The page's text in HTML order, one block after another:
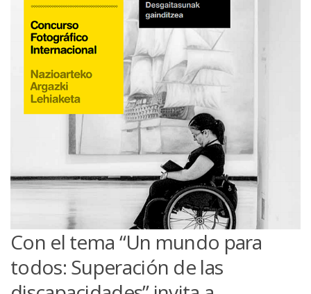
Con el tema “Un mundo para
todos: Superación de las